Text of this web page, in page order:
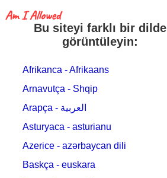
Bu siteyi farklı bir dilde
görüntüleyin:
Afrikanca - Afrikaans
Arnavutça - Shqip
Arapça - العربية
Asturyaca - asturianu
Azerice - azərbaycan dili
Baskça - euskara